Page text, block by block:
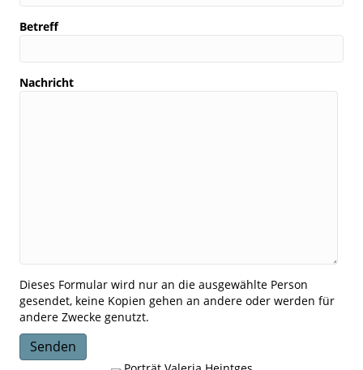
Betreff
Nachricht
Dieses Formular wird nur an die ausgewählte Person
gesendet, keine Kopien gehen an andere oder werden für
andere Zwecke genutzt.